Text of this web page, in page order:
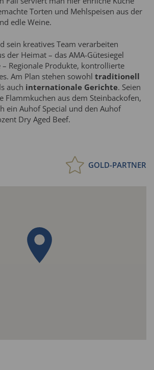
Torten und Mehlspeisen aus der
edle Weine.
sein kreatives Team verarbeiten
der Heimat – das AMA-Gütesiegel
– Regionale Produkte, kontrollierte
Am Plan stehen sowohl traditionell
auch internationale Gerichte. Seien
Flammkuchen aus dem Steinbackofen,
ein Auhof Special und den Auhof
Dry Aged Beef.
GOLD-PARTNER